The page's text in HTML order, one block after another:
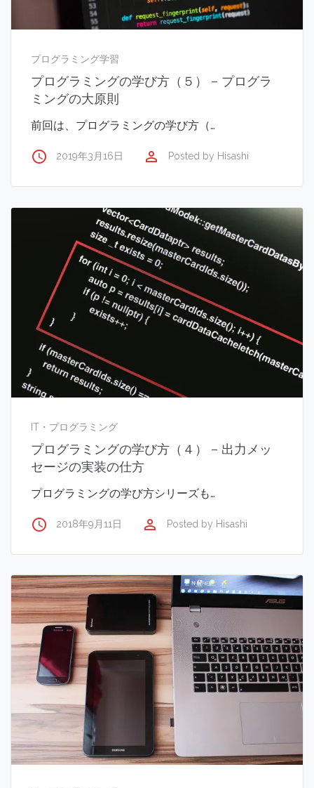
プログラミング学習
プログラミングの学び方（５） – プログラ
ミングの大原則
前回は、プログラミングの学び方（…
access_time 2019年3月16日 perm_identity Posted by Hisashi
IT・プログラミング
プログラミングの学び方（４） – 出力メッ
セージの実装の仕方
プログラミングの学び方シリーズも…
access_time 2018年9月11日 perm_identity Posted by Hisashi